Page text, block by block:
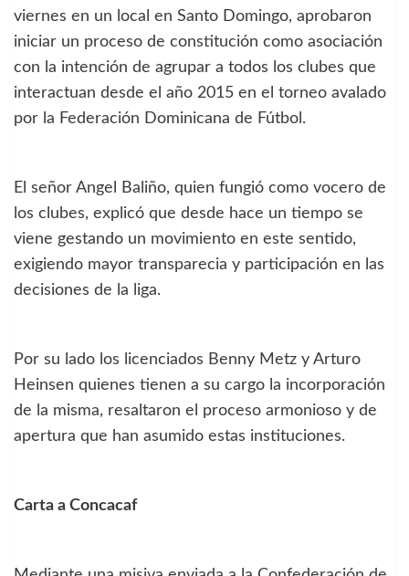
viernes en un local en Santo Domingo, aprobaron
iniciar un proceso de constitución como asociación
con la intención de agrupar a todos los clubes que
interactuan desde el año 2015 en el torneo avalado
por la Federación Dominicana de Fútbol.
El señor Angel Baliño, quien fungió como vocero de
los clubes, explicó que desde hace un tiempo se
viene gestando un movimiento en este sentido,
exigiendo mayor transparecia y participación en las
decisiones de la liga.
Por su lado los licenciados Benny Metz y Arturo
Heinsen quienes tienen a su cargo la incorporación
de la misma, resaltaron el proceso armonioso y de
apertura que han asumido estas instituciones.
Carta a Concacaf